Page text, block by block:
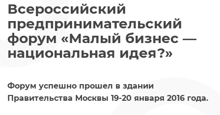
Всероссийский
предпринимательский
форум «Малый бизнес —
национальная идея?»
Форум успешно прошел в здании
Правительства Москвы 19-20 января 2016 года.